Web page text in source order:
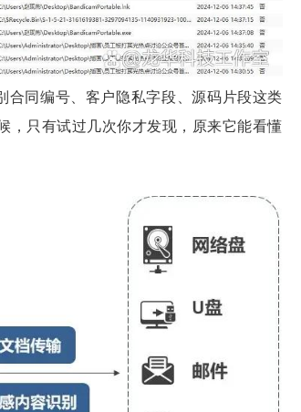
合同编号、客户隐私字段、源码片段这类
，只有试过几次你才发现，原来它能看懂